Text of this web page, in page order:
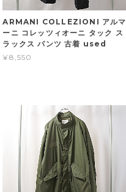
ARMANI COLLEZIONI アルマ
ーニ コレッツィオーニ タック ス
ラックス パンツ 古着 used
¥8,550